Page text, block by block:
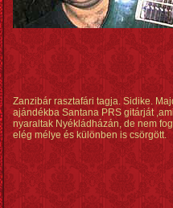
Zanzibár rasztafári tagja. Sidike.
ajándékba Santana PRS gitárját
nyaraltak Nyékládházán, de nem
elég mélye és különben is csörgött.